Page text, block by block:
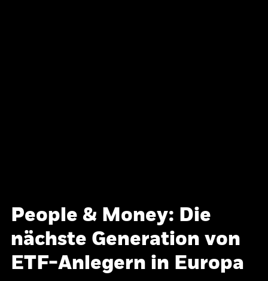
People & Money: Die
nächste Generation von
ETF-Anlegern in Europa